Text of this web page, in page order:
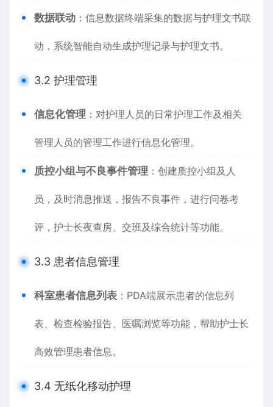
数据联动 ：信息数据终端采集的数据与护理文书联
动，系统智能自动生成护理记录与护理文书。
3.2 护理管理
信息化管理 ：对护理人员的日常护理工作及相关
管理人员的管理工作进行信息化管理。
质控小组与不良事件管理 ：创建质控小组及人
员，及时消息推送，报告不良事件，进行问卷考
评，护士长夜查房、交班及综合统计等功能。
3.3 患者信息管理
科室患者信息列表 ：PDA端展示患者的信息列
表、检查检验报告、医嘱浏览等功能，帮助护士长
高效管理患者信息。
3.4 无纸化移动护理